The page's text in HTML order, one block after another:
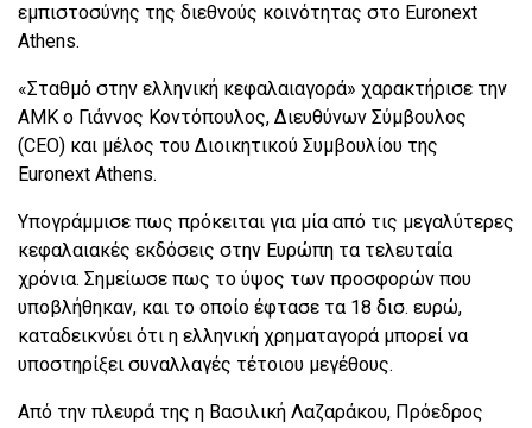
εμπιστοσύνης της διεθνούς κοινότητας στο Euronext
Athens.
«Σταθμό στην ελληνική κεφαλαιαγορά» χαρακτήρισε την
ΑΜΚ ο Γιάννος Κοντόπουλος, Διευθύνων Σύμβουλος
(CEO) και μέλος του Διοικητικού Συμβουλίου της
Euronext Athens.
Υπογράμμισε πως πρόκειται για μία από τις μεγαλύτερες
κεφαλαιακές εκδόσεις στην Ευρώπη τα τελευταία
χρόνια. Σημείωσε πως το ύψος των προσφορών που
υποβλήθηκαν, και το οποίο έφτασε τα 18 δισ. ευρώ,
καταδεικνύει ότι η ελληνική χρηματαγορά μπορεί να
υποστηρίξει συναλλαγές τέτοιου μεγέθους.
Από την πλευρά της η Βασιλική Λαζαράκου, Πρόεδρος